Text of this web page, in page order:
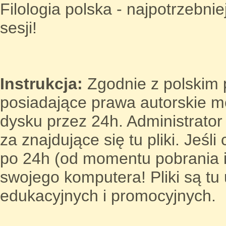
Filologia polska -
sesji!
Instrukcja: Zgodnie z polskim
posiadające prawa autorskie
dysku przez 24h.
za znajdujące się tu pliki. Jeśli
po 24h (od momentu
swojego komputera! Pliki są
edukacyjnych i promocyjnych.